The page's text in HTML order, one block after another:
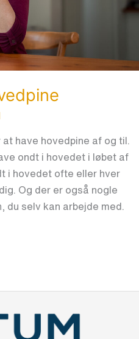
have hovedpine af og til.
ondt i hovedet i løbet af
i hovedet ofte eller hver
Og der er også nogle
du selv kan arbejde med.